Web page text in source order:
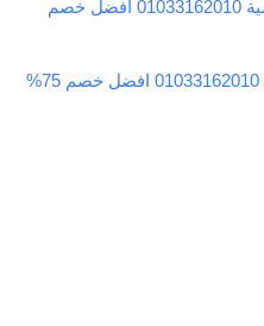
شركة مكافحة حشرات في القطامية 01033162010 افضل خصم